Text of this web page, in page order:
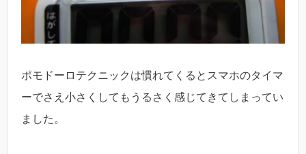
ポモドーロテクニックは慣れてくるとスマホのタイマ
ーでさえ小さくしてもうるさく感じてきてしまってい
ました。